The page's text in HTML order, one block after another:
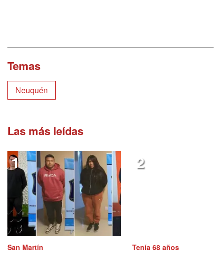
Temas
Neuquén
Las más leídas
San Martín Tenía 68 años